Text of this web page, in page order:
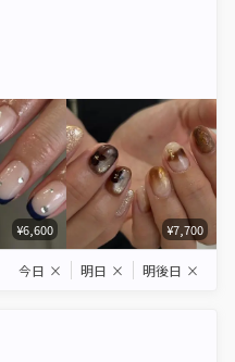
¥6,600 ¥7,700
今日 × 明日 × 明後日 ×